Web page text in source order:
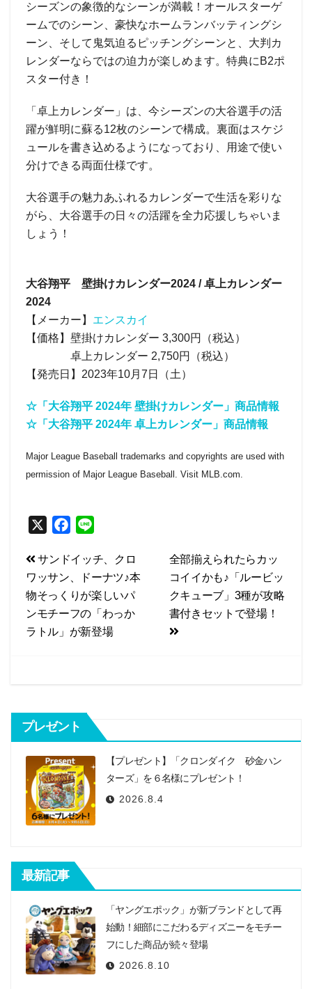
シーズンの象徴的なシーンが満載！オールスターゲ
ームでのシーン、豪快なホームランバッティングシ
ーン、そして鬼気迫るピッチングシーンと、大判カ
レンダーならではの迫力が楽しめます。特典にB2ポ
スター付き！
「卓上カレンダー」は、今シーズンの大谷選手の活
躍が鮮明に蘇る12枚のシーンで構成。裏面はスケジ
ュールを書き込めるようになっており、用途で使い
分けできる両面仕様です。
大谷選手の魅力あふれるカレンダーで生活を彩りな
がら、大谷選手の日々の活躍を全力応援しちゃいま
しょう！
大谷翔平 壁掛けカレンダー2024 / 卓上カレンダー
2024
【メーカー】 エンスカイ
【価格】壁掛けカレンダー 3,300円（税込）
卓上カレンダー 2,750円（税込）
【発売日】2023年10月7日（土）
☆「大谷翔平 2024年 壁掛けカレンダー」商品情報
☆「大谷翔平 2024年 卓上カレンダー」商品情報
Major League Baseball trademarks and copyrights are used with
permission of Major League Baseball. Visit MLB.com.
c
e
b
o
o
n
e
投
稿
ナ
ビ
シ
ョ
ン
全部揃えられたらカッ
コイイかも♪「ルービッ
クキューブ」3種が攻略
書付きセットで登場！
サンドイッチ、クロ
ワッサン、ドーナツ♪本
物そっくりが楽しいパ
ンモチーフの「わっか
ラトル」が新登場
プレゼント
【プレゼント】「クロンダイク 砂金ハン
ターズ」を６名様にプレゼント！
2026.8.4
最新記事
「ヤングエポック」が新ブランドとして再
始動！細部にこだわるディズニーをモチー
フにした商品が続々登場
2026.8.10